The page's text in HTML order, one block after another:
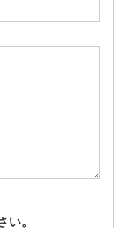
い。